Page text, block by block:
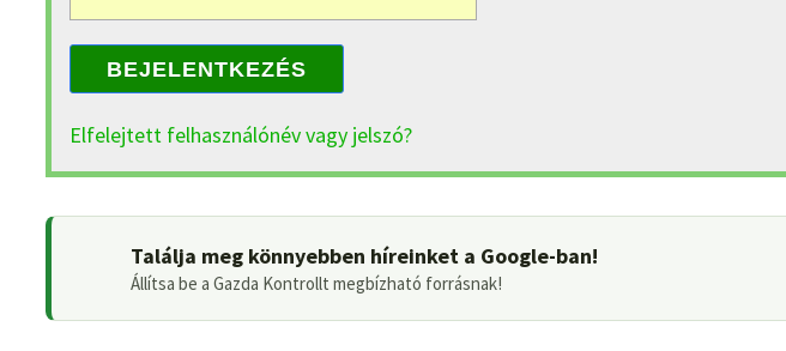
BEJELENTKEZÉS
Elfelejtett felhasználónév vagy jelszó?
Találja meg könnyebben híreinket a Google-ban!
Állítsa be a Gazda Kontrollt megbízható forrásnak!